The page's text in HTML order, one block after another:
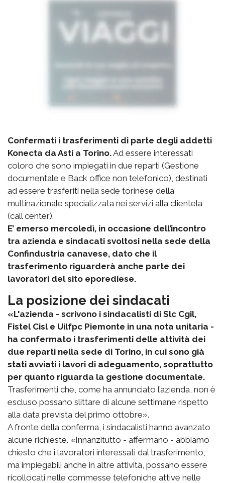
Confermati i trasferimenti di parte degli addetti
Konecta da Asti a Torino.Ad essere interessati
coloro che sono impiegati in due reparti (Gestione
documentale e Back office non telefonico), destinati
ad essere trasferiti nella sede torinese della
multinazionale specializzata nei servizi alla clientela
(call center).
E’ emerso mercoledì, in occasione dell’incontro
tra azienda e sindacati svoltosi nella sede della
Confindustria canavese, dato che il
trasferimento riguarderà anche parte dei
lavoratori del sito eporediese.
La posizione dei sindacati
«L'azienda - scrivono i sindacalisti di Slc Cgil,
Fistel Cisl e Uilfpc Piemonte in una nota unitaria -
ha confermato i trasferimenti delle attività dei
due reparti nella sede di Torino, in cui sono già
stati avviati i lavori di adeguamento, soprattutto
per quanto riguarda la gestione documentale.
Trasferimenti che, come ha annunciato l’azienda, non è
escluso possano slittare di alcune settimane rispetto
alla data prevista del primo ottobre».
A fronte della conferma, i sindacalisti hanno avanzato
alcune richieste. «Innanzitutto - affermano - abbiamo
chiesto che i lavoratori interessati dal trasferimento,
ma impiegabili anche in altre attività, possano essere
ricollocati nelle commesse telefoniche attive nelle